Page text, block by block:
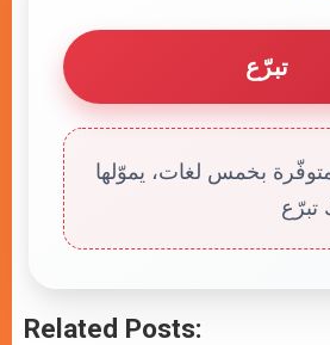
تبرّع
بخمس لغات، يموّلها
تبرّع
Related Posts: